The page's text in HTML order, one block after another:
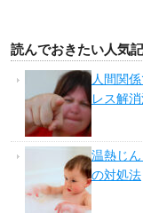
読んでおきたい人気
人間関
レス解
温熱じ
の対処法